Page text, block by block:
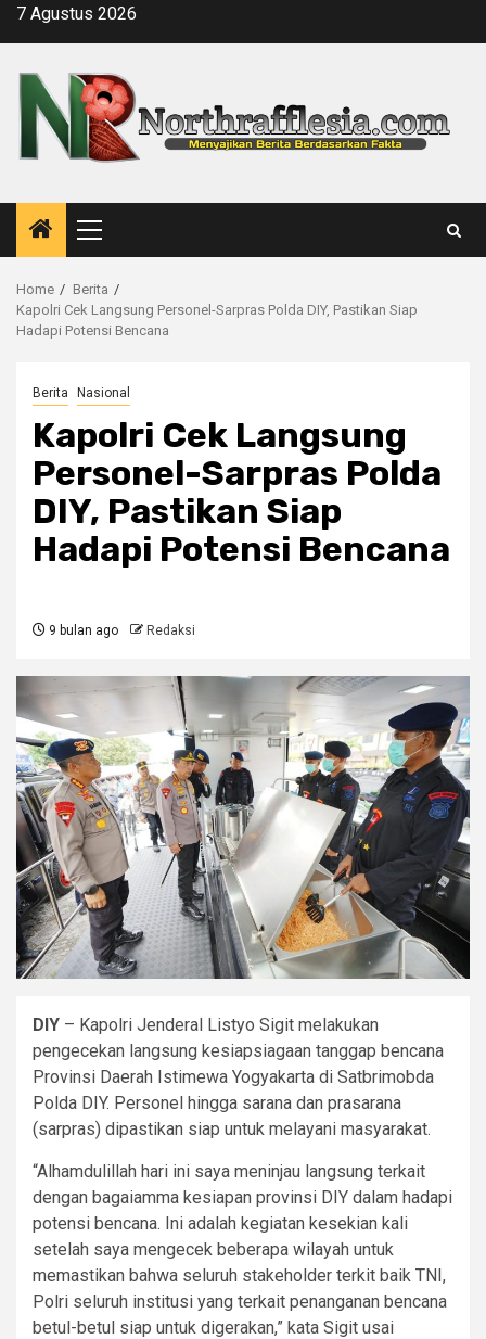
Skip7 Agustus 2026
Primary
Menu
Home
Berita
Kapolri Cek Langsung Personel-Sarpras Polda DIY, Pastikan Siap
Hadapi Potensi Bencana
Berita Nasional
Kapolri Cek Langsung
Personel-Sarpras Polda
DIY, Pastikan Siap
Hadapi Potensi Bencana
9 bulan ago Redaksi
DIY – Kapolri Jenderal Listyo Sigit melakukan
pengecekan langsung kesiapsiagaan tanggap bencana
Provinsi Daerah Istimewa Yogyakarta di Satbrimobda
Polda DIY. Personel hingga sarana dan prasarana
(sarpras) dipastikan siap untuk melayani masyarakat.
“Alhamdulillah hari ini saya meninjau langsung terkait
dengan bagaiamma kesiapan provinsi DIY dalam hadapi
potensi bencana. Ini adalah kegiatan kesekian kali
setelah saya mengecek beberapa wilayah untuk
memastikan bahwa seluruh stakeholder terkit baik TNI,
Polri seluruh institusi yang terkait penanganan bencana
betul-betul siap untuk digerakan,” kata Sigit usai